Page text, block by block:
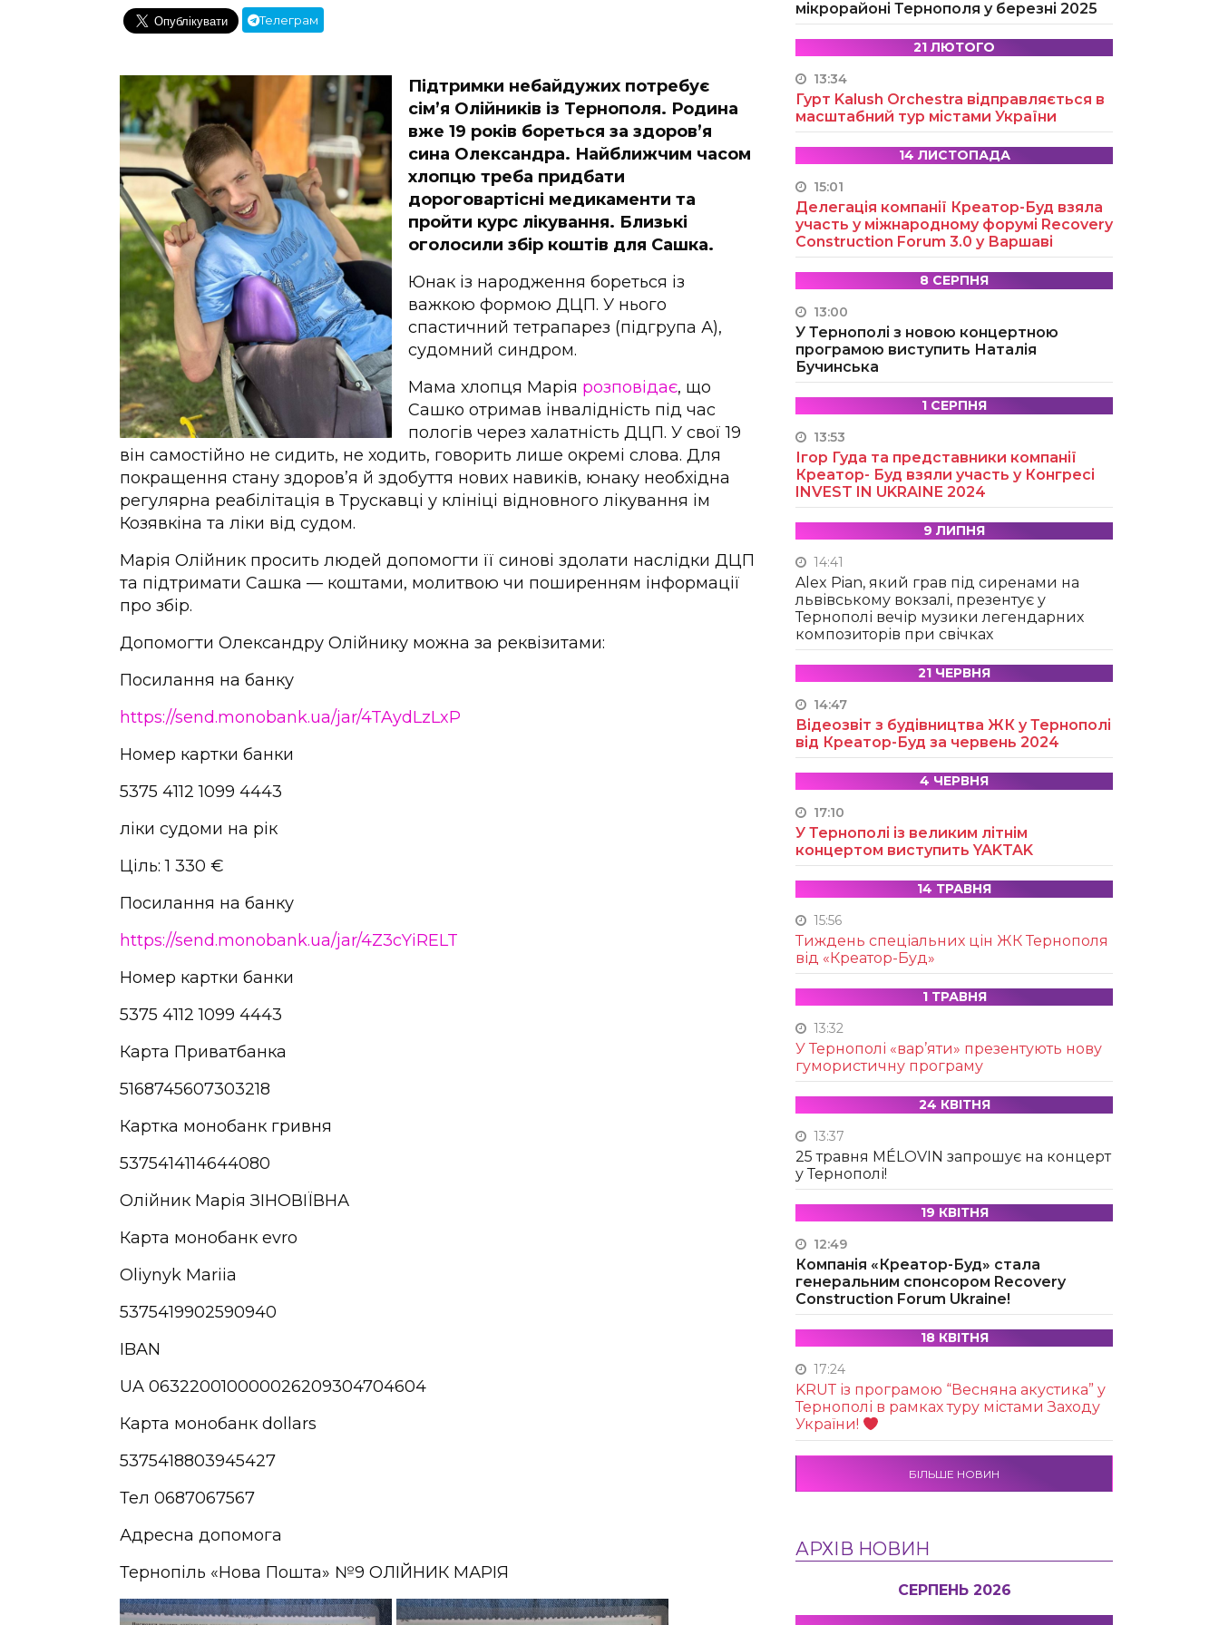
Телеграм
Підтримки небайдужих потребує
сім’я Олійників із Тернополя. Родина
вже 19 років бореться за здоров’я
сина Олександра. Найближчим часом
хлопцю треба придбати
дороговартісні медикаменти та
пройти курс лікування. Близькі
оголосили збір коштів для Сашка.
Юнак із народження бореться із
важкою формою ДЦП. У нього
спастичний тетрапарез (підгрупа А),
судомний синдром.
Мама хлопця Марія розповідає, що
Сашко отримав інвалідність під час
пологів через халатність ДЦП. У свої 19
він самостійно не сидить, не ходить, говорить лише окремі слова. Для
покращення стану здоров’я й здобуття нових навиків, юнаку необхідна
регулярна реабілітація в Трускавці у клініці відновного лікування ім
Козявкіна та ліки від судом.
Марія Олійник просить людей допомогти її синові здолати наслідки ДЦП
та підтримати Сашка — коштами, молитвою чи поширенням інформації
про збір.
Допомогти Олександру Олійнику можна за реквізитами:
Посилання на банку
https://send.monobank.ua/jar/4TAydLzLxP
Номер картки банки
5375 4112 1099 4443
ліки судоми на рік
Ціль: 1 330 €
Посилання на банку
https://send.monobank.ua/jar/4Z3cYiRELT
Номер картки банки
5375 4112 1099 4443
Карта Приватбанка
5168745607303218
Картка монобанк гривня
5375414114644080
Олійник Марія ЗІНОВІЇВНА
Карта монобанк evro
Oliynyk Mariia
5375419902590940
IBAN
UA 063220010000026209304704604
Карта монобанк dollars
5375418803945427
Тел 0687067567
Адресна допомога
Тернопіль «Нова Пошта» №9 ОЛІЙНИК МАРІЯ
мікрорайоні Тернополя у березні 2025
21 ЛЮТОГО
13:34
Гурт Kalush Orchestra відправляється в
масштабний тур містами України
14 ЛИСТОПАДА
15:01
Делегація компанії Креатор-Буд взяла
участь у міжнародному форумі Recovery
Construction Forum 3.0 у Варшаві
8 СЕРПНЯ
13:00
У Тернополі з новою концертною
програмою виступить Наталія
Бучинська
1 СЕРПНЯ
13:53
Ігор Гуда та представники компанії
Креатор- Буд взяли участь у Конгресі
INVEST IN UKRAINE 2024
9 ЛИПНЯ
14:41
Alex Pian, який грав під сиренами на
львівському вокзалі, презентує у
Тернополі вечір музики легендарних
композиторів при свічках
21 ЧЕРВНЯ
14:47
Відеозвіт з будівництва ЖК у Тернополі
від Креатор-Буд за червень 2024
4 ЧЕРВНЯ
17:10
У Тернополі із великим літнім
концертом виступить YAKTAK
14 ТРАВНЯ
15:56
Тиждень спеціальних цін ЖК Тернополя
від «Креатор-Буд»
1 ТРАВНЯ
13:32
У Тернополі «вар’яти» презентують нову
гумористичну програму
24 КВІТНЯ
13:37
25 травня MÉLOVIN запрошує на концерт
у Тернополі!
19 КВІТНЯ
12:49
Компанія «Креатор-Буд» стала
генеральним спонсором Recovery
Construction Forum Ukraine!
18 КВІТНЯ
17:24
KRUТ із програмою “Весняна акустика” у
Тернополі в рамках туру містами Заходу
України!
БІЛЬШЕ НОВИН
АРХІВ НОВИН
СЕРПЕНЬ 2026